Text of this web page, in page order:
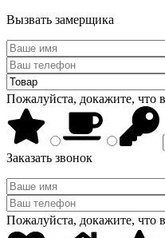
Вызвать замерщика
Пожалуйста, докажите, что
Заказать звонок
Пожалуйста, докажите, что